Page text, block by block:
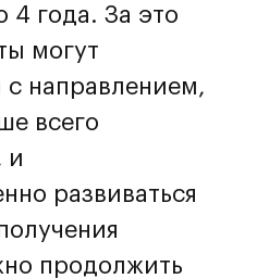
4 года. За это
могут
с направлением,
всего
и
развиваться
продолжить